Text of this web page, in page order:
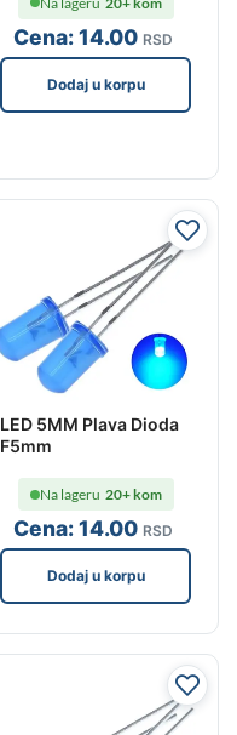
Cena:14.00 RSD
Dodaj u korpu
LED 5MM Plava Dioda
F5mm
Cena:14.00 RSD
Na lageru 20+ kom
Dodaj u korpu